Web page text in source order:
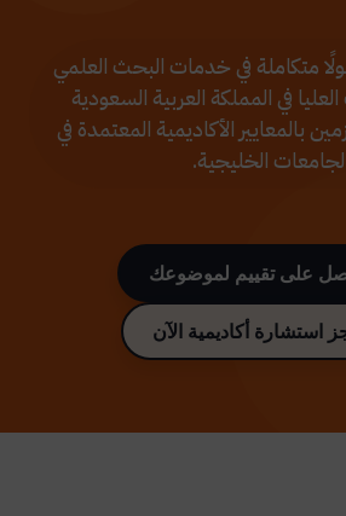
متكاملة في خدمات البحث العلمي
في المملكة العربية السعودية
بالمعايير الأكاديمية المعتمدة في
الخليجية.
على تقييم لموضوعك
استشارة أكاديمية الآن